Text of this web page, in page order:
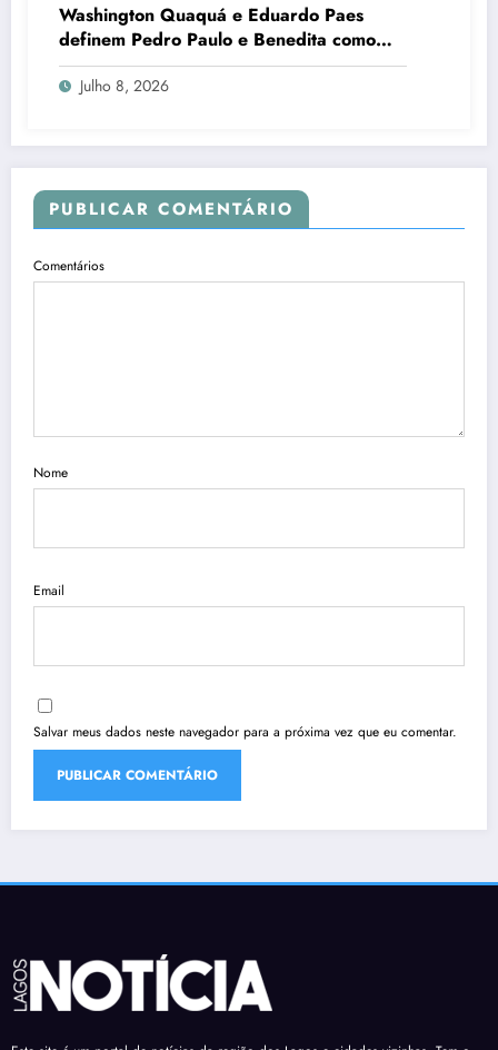
Washington Quaquá e Eduardo Paes
definem Pedro Paulo e Benedita como
candidatos ao Senado no Rio
Julho 8, 2026
PUBLICAR COMENTÁRIO
Comentários
Nome
Email
Salvar meus dados neste navegador para a próxima vez que eu comentar.